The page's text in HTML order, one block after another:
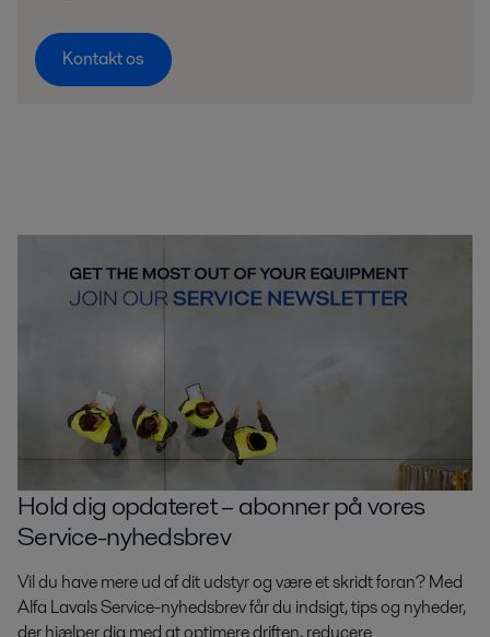
Kontakt os
Hold dig opdateret – abonner på vores
Service-nyhedsbrev
Vil du have mere ud af dit udstyr og være et skridt foran? Med
Alfa Lavals Service-nyhedsbrev får du indsigt, tips og nyheder,
der hjælper dig med at optimere driften, reducere